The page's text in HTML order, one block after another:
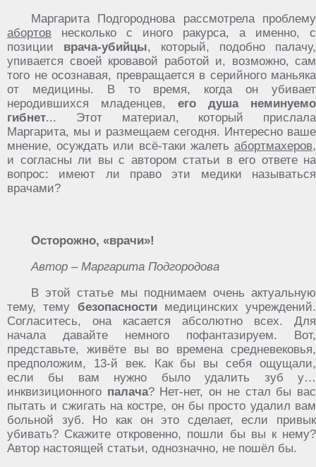
Маргарита Подгороднова рассмотрела проблему
абортов несколько с иного ракурса, а именно, с
позиции врача-убийцы, который, подобно палачу,
упивается своей кровавой работой и, возможно, сам
того не осознавая, превращается в серийного маньяка
от медицины. В то время, когда он убивает
неродившихся младенцев, его душа неминуемо
гибнет... Этот материал, который прислала
Маргарита, мы и размещаем сегодня. Интересно ваше
мнение, осуждать или всё-таки жалеть абортмахеров,
и согласны ли вы с автором статьи в его ответе на
вопрос: имеют ли право эти медики называться
врачами?
Осторожно, «врачи»!
Автор – Маргарита Подгородова
В этой статье мы поднимаем очень актуальную
тему, тему безопасностимедицинских учреждений.
Согласитесь, она касается абсолютно всех. Для
начала давайте немного пофантазируем. Вот,
представьте, живёте вы во времена средневековья,
предположим, 13-й век. Как бы вы себя ощущали,
если бы вам нужно было удалить зуб у…
инквизиционного палача? Нет-нет, он не стал бы вас
пытать и сжигать на костре, он бы просто удалил вам
больной зуб. Но как он это сделает, если привык
убивать? Скажите откровенно, пошли бы вы к нему?
Автор настоящей статьи, однозначно, не пошёл бы.